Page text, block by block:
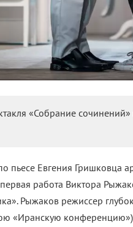
«Собрание сочинений»
пьесе Евгения Гришковца
работа Виктора
Рыжаков режиссер
«Иранскую